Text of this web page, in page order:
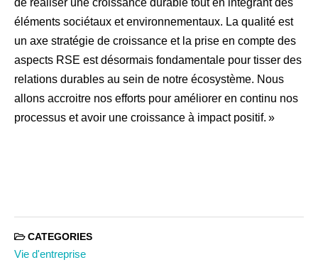
de réaliser une croissance durable tout en intégrant des
éléments sociétaux et environnementaux. La qualité est
un axe stratégie de croissance et la prise en compte des
aspects RSE est désormais fondamentale pour tisser des
relations durables au sein de notre écosystème. Nous
allons accroitre nos efforts pour améliorer en continu nos
processus et avoir une croissance à impact positif. »
CATEGORIES
Vie d'entreprise